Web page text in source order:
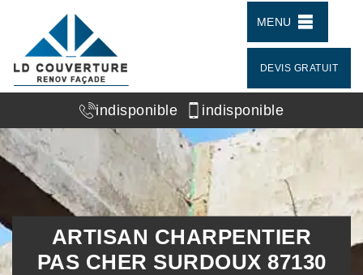
MENU
DEVIS GRATUIT
indisponible indisponible
ARTISAN CHARPENTIER
PAS CHER SURDOUX 87130